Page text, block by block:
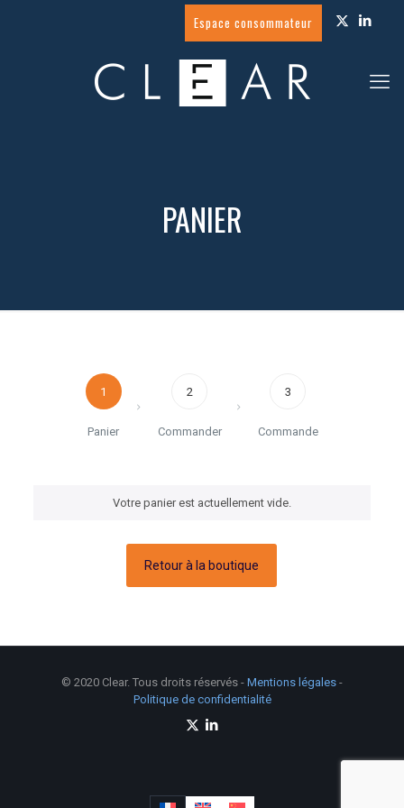
Espace consommateur
PANIER
1
Panier
2
Commander
3
Commande
Votre panier est actuellement vide.
Retour à la boutique
© 2020 Clear. Tous droits réservés - Mentions légales -
Politique de confidentialité